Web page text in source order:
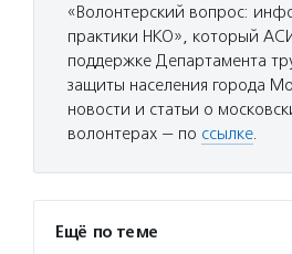
«Волонтерский вопрос:
практики НКО», который
поддержке Департамента
защиты населения города
новости и статьи о
волонтерах — по ссылке
Ещё по теме